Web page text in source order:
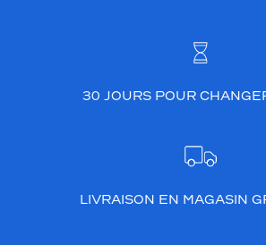
30 JOURS POUR
LIVRAISON EN MAGASIN